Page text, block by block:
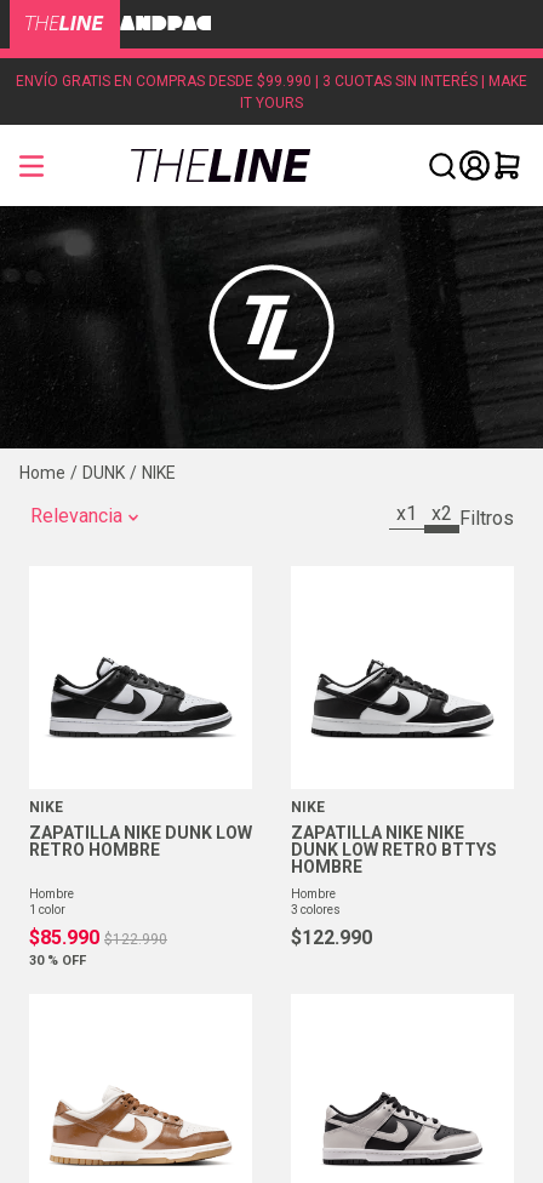
ENVÍO GRATIS EN COMPRAS DESDE $99.990 | 3 CUOTAS SIN INTERÉS | MAKE
IT YOURS
DUNK NIKE
Relevancia x1 x2
NIKE
ZAPATILLA NIKE DUNK LOW
RETRO HOMBRE
hombre
1 color
$85.990 $122.990
30 % OFF
NIKE
ZAPATILLA NIKE NIKE
DUNK LOW RETRO BTTYS
HOMBRE
hombre
3 colores
$122.990